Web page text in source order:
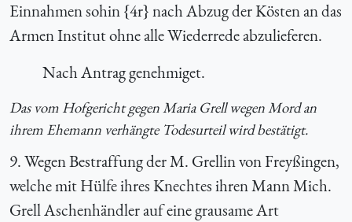
Einnahmen sohin {4r} nach Abzug der Kösten an das
Armen Institut ohne alle Wiederrede abzulieferen.
Nach Antrag genehmiget.
Das vom Hofgericht gegen Maria Grell wegen Mord an
ihrem Ehemann verhängte Todesurteil wird bestätigt.
9. Wegen Bestraffung der M. Grellin von Freyßingen,
welche mit Hülfe ihres Knechtes ihren Mann Mich.
Grell Aschenhändler auf eine grausame Art